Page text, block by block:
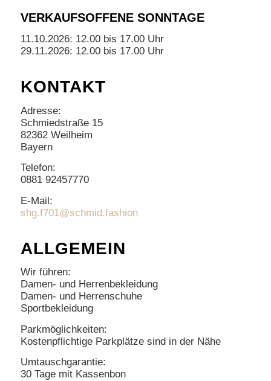
VERKAUFSOFFENE SONNTAGE
11.10.2026: 12.00 bis 17.00 Uhr
29.11.2026: 12.00 bis 17.00 Uhr
KONTAKT
Adresse:
Schmiedstraße 15
82362 Weilheim
Bayern
Telefon:
0881 92457770
E-Mail:
shg.f701@schmid.fashion
ALLGEMEIN
Wir führen:
Damen- und Herrenbekleidung
Damen- und Herrenschuhe
Sportbekleidung
Parkmöglichkeiten:
Kostenpflichtige Parkplätze sind in der Nähe
Umtauschgarantie:
30 Tage mit Kassenbon